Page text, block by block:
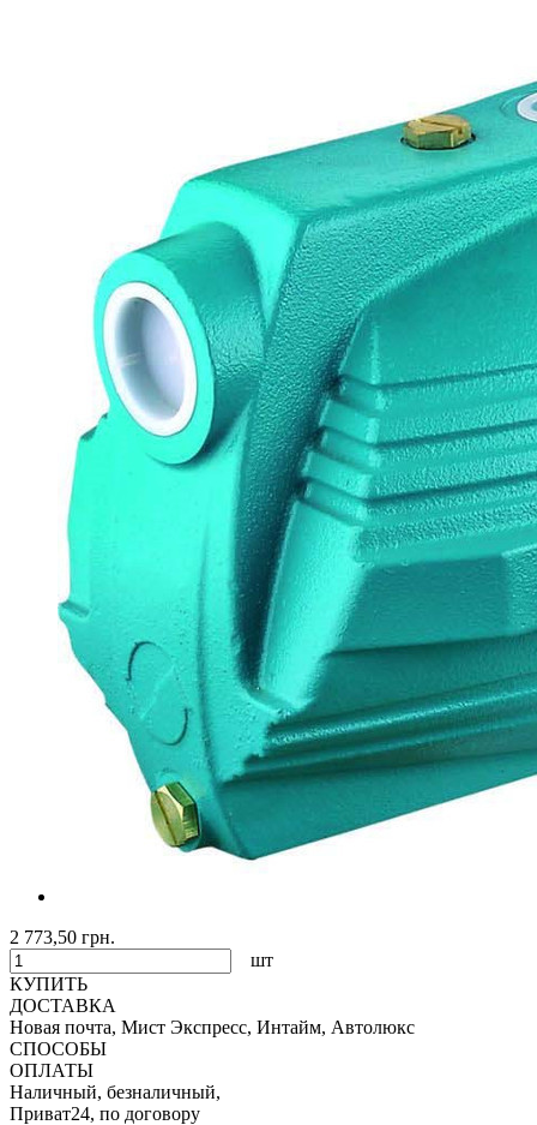
2 773,50 грн.
шт
КУПИТЬ
ДОСТАВКА
Новая почта, Мист Экспресс, Интайм, Автолюкс
СПОСОБЫ
ОПЛАТЫ
Наличный, безналичный,
Приват24, по договору